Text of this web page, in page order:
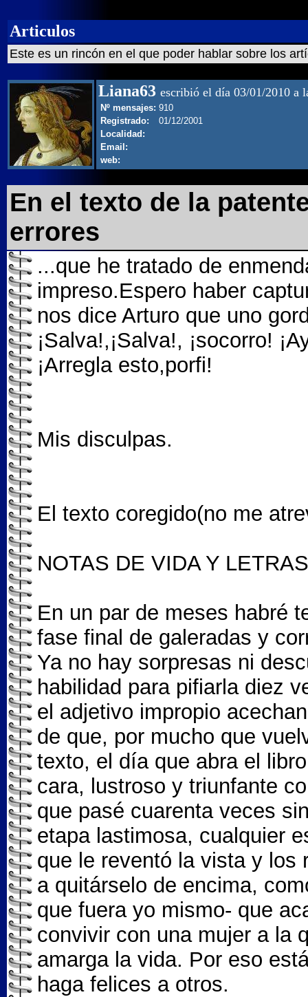
Articulos
Este es un rincón en el que poder hablar sobre los
Liana63 escribió el día 03/01/2010 a
Nº mensajes: 910
Registrado:
01/12/2001
Localidad:
Email:
web:
En el texto de la
errores
...que he tratado de
impreso.Espero haber
nos dice Arturo que uno
¡Salva!,¡Salva!, ¡socorro!
¡Arregla esto,porfi!
Mis disculpas.
El texto coregido(no me
NOTAS DE VIDA Y LETRAS
En un par de meses habré
fase final de galeradas y
Ya no hay sorpresas ni
habilidad para pifiarla diez
el adjetivo impropio
de que, por mucho que
texto, el día que abra el
cara, lustroso y triunfante
que pasé cuarenta veces
etapa lastimosa, cualquier
que le reventó la vista y los
a quitárselo de encima,
que fuera yo mismo- que
convivir con una mujer a la
amarga la vida. Por eso
haga felices a otros.